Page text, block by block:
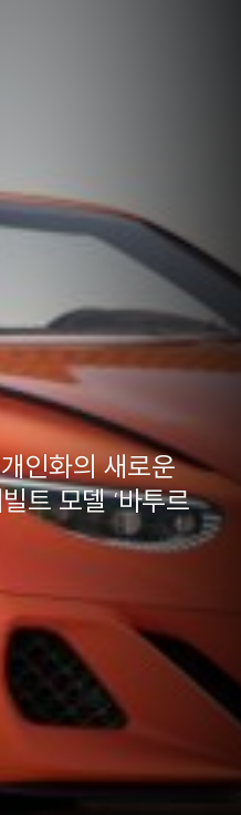
인화의 새로운
트 모델 ‘바투르